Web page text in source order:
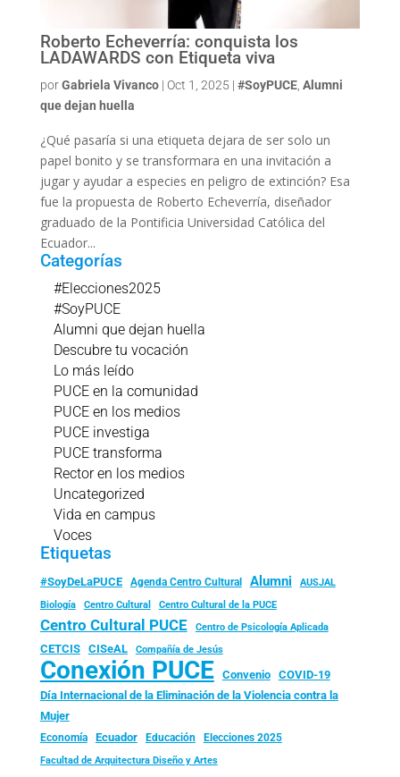
Roberto Echeverría: conquista los
LADAWARDS con Etiqueta viva
porGabriela Vivanco| Oct 1, 2025 | #SoyPUCE, Alumni
que dejan huella
¿Qué pasaría si una etiqueta dejara de ser solo un
papel bonito y se transformara en una invitación a
jugar y ayudar a especies en peligro de extinción? Esa
fue la propuesta de Roberto Echeverría, diseñador
graduado de la Pontificia Universidad Católica del
Ecuador...
Categorías
#Elecciones2025
#SoyPUCE
Alumni que dejan huella
Descubre tu vocación
Lo más leído
PUCE en la comunidad
PUCE en los medios
PUCE investiga
PUCE transforma
Rector en los medios
Uncategorized
Vida en campus
Voces
Etiquetas
#SoyDeLaPUCE Agenda Centro Cultural Alumni
AUSJAL
Biología
Centro Cultural Centro Cultural de la PUCE
Centro Cultural PUCE Centro de Psicología Aplicada
CETCIS CISeAL Compañía de Jesús
Conexión PUCE Convenio
COVID-19
Día Internacional de la Eliminación de la Violencia contra la
Mujer
Economía Ecuador Educación Elecciones 2025
Facultad de Arquitectura Diseño y Artes